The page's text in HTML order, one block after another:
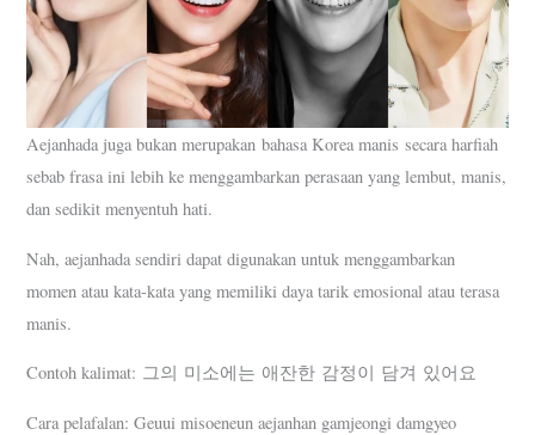
Aejanhada juga bukan merupakan bahasa Korea manis secara harfiah
sebab frasa ini lebih ke menggambarkan perasaan yang lembut, manis,
dan sedikit menyentuh hati.
Nah, aejanhada sendiri dapat digunakan untuk menggambarkan
momen atau kata-kata yang memiliki daya tarik emosional atau terasa
manis.
Contoh kalimat: 그의 미소에는 애잔한 감정이 담겨 있어요
Cara pelafalan: Geuui misoeneun aejanhan gamjeongi damgyeo